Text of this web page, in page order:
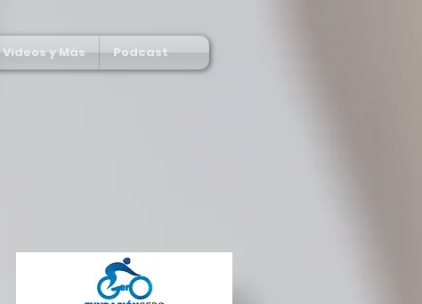
Videos y Más Podcast